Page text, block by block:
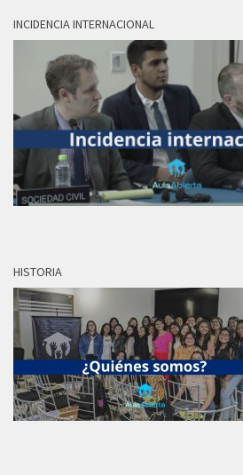
INCIDENCIA INTERNACIONAL
HISTORIA